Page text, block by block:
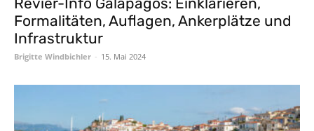
Formalitäten, Auflagen, Ankerplätze und
Infrastruktur
Brigitte Windbichler - 15. Mai 2024